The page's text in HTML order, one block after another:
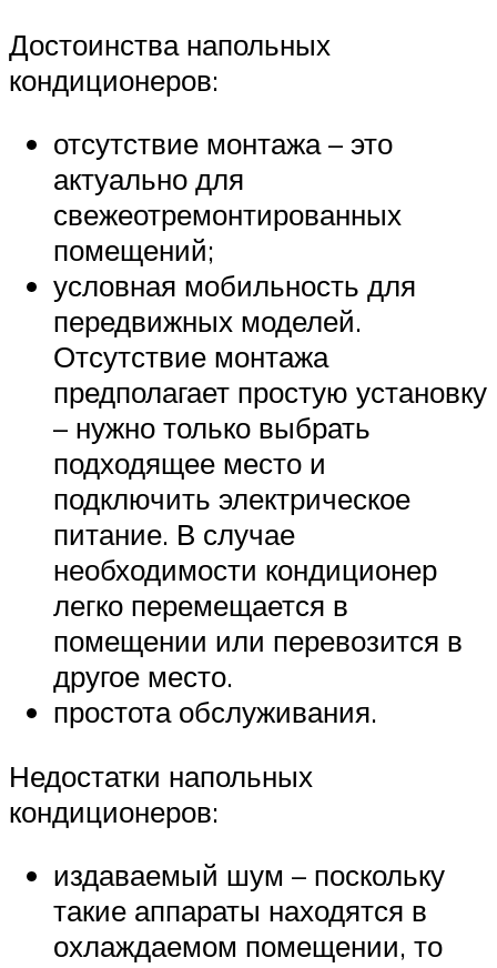
Достоинства напольных
кондиционеров:
отсутствие монтажа – это
актуально для
свежеотремонтированных
помещений;
условная мобильность для
передвижных моделей.
Отсутствие монтажа
предполагает простую установку
– нужно только выбрать
подходящее место и
подключить электрическое
питание. В случае
необходимости кондиционер
легко перемещается в
помещении или перевозится в
другое место.
простота обслуживания.
Недостатки напольных
кондиционеров:
издаваемый шум – поскольку
такие аппараты находятся в
охлаждаемом помещении, то